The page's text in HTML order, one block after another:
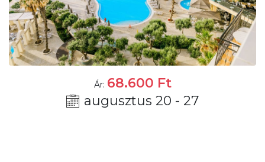
Ár: 68.600 Ft
augusztus 20 - 27